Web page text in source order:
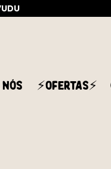
⚡OFERTAS⚡